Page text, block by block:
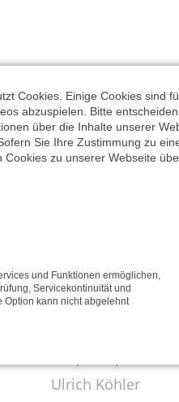
Evangelische
Altstädter
Ulrich Köhler
Cookies. Einige Cookies sind
abzuspielen. Bitte
über die Inhalte unserer
Sofern Sie Ihre Zustimmung zu
Cookies zu unserer Webseite
und Funktionen ermöglichen,
Servicekontinuität und
Option kann nicht abgelehnt